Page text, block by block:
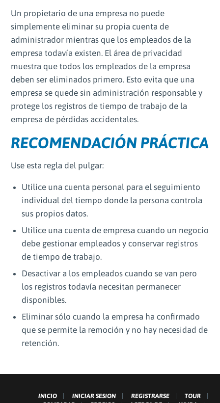
Un propietario de una empresa no puede
simplemente eliminar su propia cuenta de
administrador mientras que los empleados de la
empresa todavía existen. El área de privacidad
muestra que todos los empleados de la empresa
deben ser eliminados primero. Esto evita que una
empresa se quede sin administración responsable y
protege los registros de tiempo de trabajo de la
empresa de pérdidas accidentales.
RECOMENDACIÓN PRÁCTICA
Use esta regla del pulgar:
Utilice una cuenta personal para el seguimiento
individual del tiempo donde la persona controla
sus propios datos.
Utilice una cuenta de empresa cuando un negocio
debe gestionar empleados y conservar registros
de tiempo de trabajo.
Desactivar a los empleados cuando se van pero
los registros todavía necesitan permanecer
disponibles.
Eliminar sólo cuando la empresa ha confirmado
que se permite la remoción y no hay necesidad de
retención.
INICIO INICIAR SESION REGISTRARSE
TOUR